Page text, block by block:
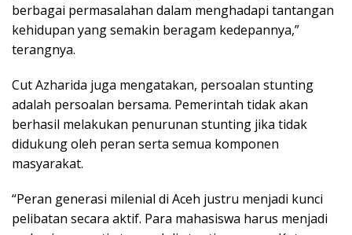
berbagai permasalahan dalam menghadapi tantangan
kehidupan yang semakin beragam kedepannya,”
terangnya.
Cut Azharida juga mengatakan, persoalan stunting
adalah persoalan bersama. Pemerintah tidak akan
berhasil melakukan penurunan stunting jika tidak
didukung oleh peran serta semua komponen
masyarakat.
“Peran generasi milenial di Aceh justru menjadi kunci
pelibatan secara aktif. Para mahasiswa harus menjadi